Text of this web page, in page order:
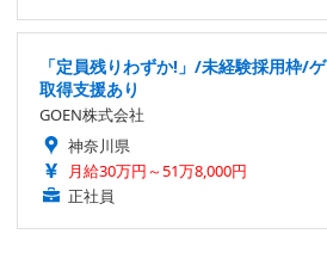
「定員残りわずか!」/未経験採用枠/
取得支援あり
GOEN株式会社
神奈川県
月給30万円～51万8,000円
正社員